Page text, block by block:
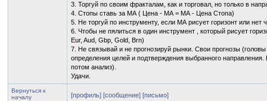
3. Торгуй по своим фракталам, как и торговал, но только в
4. Стопы ставь за МА ( Цена - МА = МА - Цена Стопа)
5. Не торгуй по инструменту, если МА рисует горизонт или нет
6. Чтобы не пялиться в один инструмент , который рисует
Eur, Aud, Gbp, Gold, Brn)
7. Не связывай и не прогнозируй рынки. Свои прогнозы
определения целей и подтверждения выбранного
потом анализ).
Удачи.
Вернуться к
началу
[профиль] [сообщение] [письмо]